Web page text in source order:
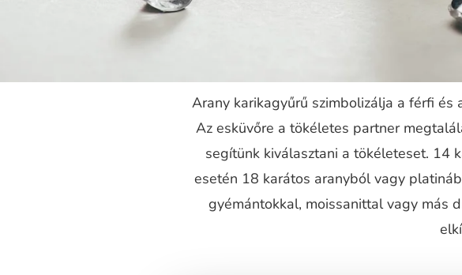
Arany karikagyűrű szimbolizálja a férfi és
Az esküvőre a tökéletes partner
segítünk kiválasztani a tökéleteset. 14
esetén 18 karátos aranyból vagy
gyémántokkal, moissanittal vagy más